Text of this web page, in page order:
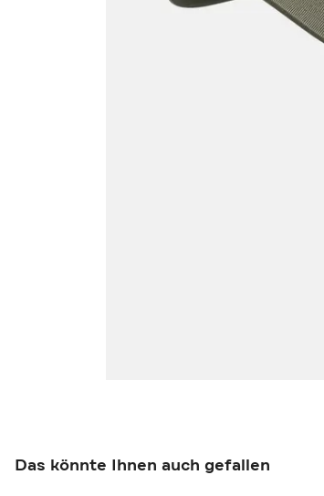
Das könnte Ihnen auch gefallen